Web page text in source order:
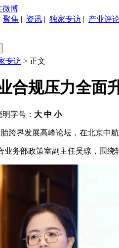
微博
聚焦 | 资讯 | 独家专访 | 产业评
专访 > 正文
合规压力全面
明字号： 大 中 小
跨界发展高峰论坛，在北京中
业务部政策室副主任吴琼，围